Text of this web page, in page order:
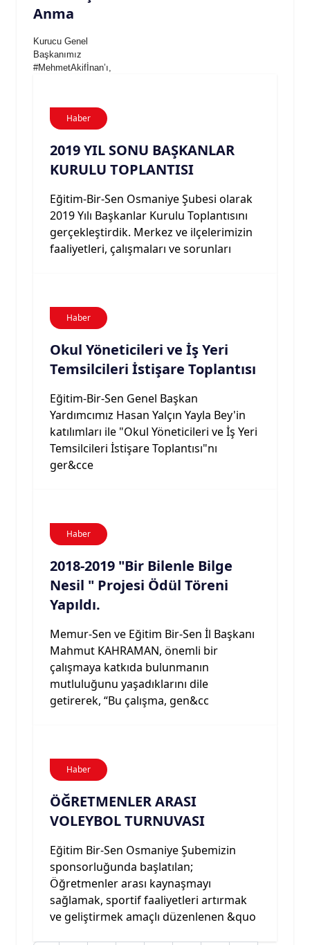
Anma
Kurucu Genel
Başkanımız
#MehmetAkifİnan’ı,
Haber
2019 YIL SONU BAŞKANLAR
KURULU TOPLANTISI
Eğitim-Bir-Sen Osmaniye Şubesi olarak
2019 Yılı Başkanlar Kurulu Toplantısını
gerçekleştirdik. Merkez ve ilçelerimizin
faaliyetleri, çalışmaları ve sorunları
Haber
Okul Yöneticileri ve İş Yeri
Temsilcileri İstişare Toplantısı
Eğitim-Bir-Sen Genel Başkan
Yardımcımız Hasan Yalçın Yayla Bey'in
katılımları ile "Okul Yöneticileri ve İş Yeri
Temsilcileri İstişare Toplantısı"nı
ger&cce
Haber
2018-2019 "Bir Bilenle Bilge
Nesil " Projesi Ödül Töreni
Yapıldı.
Memur-Sen ve Eğitim Bir-Sen İl Başkanı
Mahmut KAHRAMAN, önemli bir
çalışmaya katkıda bulunmanın
mutluluğunu yaşadıklarını dile
getirerek, “Bu çalışma, gen&cc
Haber
ÖĞRETMENLER ARASI
VOLEYBOL TURNUVASI
Eğitim Bir-Sen Osmaniye Şubemizin
sponsorluğunda başlatılan;
Öğretmenler arası kaynaşmayı
sağlamak, sportif faaliyetleri artırmak
ve geliştirmek amaçlı düzenlenen &quo